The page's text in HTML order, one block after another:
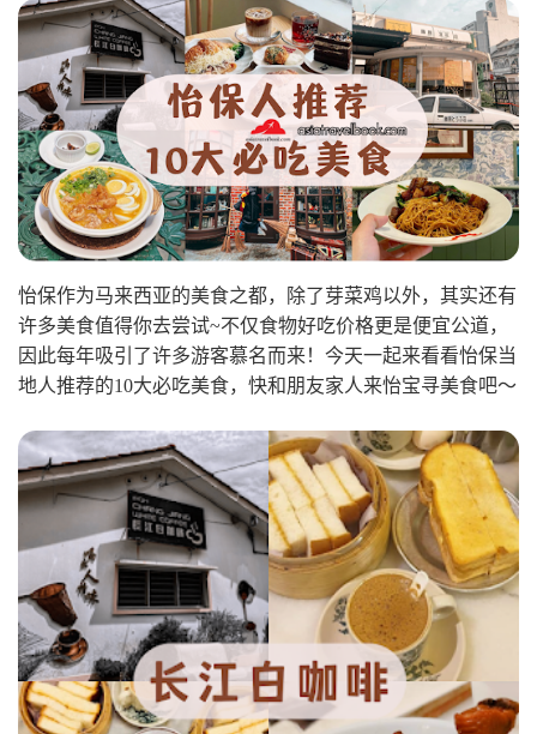
怡保作为马来西亚的美食之都，除了芽菜鸡以外，其实还有
许多美食值得你去尝试~不仅食物好吃价格更是便宜公道，
因此每年吸引了许多游客慕名而来！ 今天一起来看看怡保当
地人推荐的10大必吃美食，快和朋友家人来怡宝寻美食吧～